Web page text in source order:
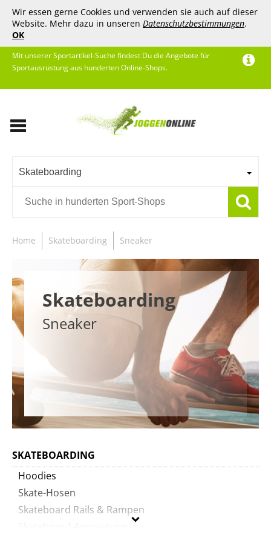
Wir essen gerne Cookies und verwenden sie auch auf dieser
Website. Mehr dazu in unseren Datenschutzbestimmungen.
OK
Mit unserer Sportartikel-Suche findest Du die Angebote für
Sportausrüstung aus hunderten Online-Shops.
Skateboarding
Home Skateboarding Sneaker
Skateboarding
Sneaker
SKATEBOARDING
Hoodies
Skate-Hosen
Skateboard Rails & Rampen